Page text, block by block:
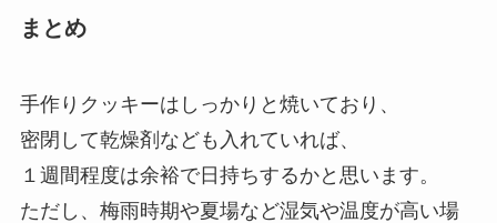
まとめ
手作りクッキーはしっかりと焼いており、
密閉して乾燥剤なども入れていれば、
１週間程度は余裕で日持ちするかと思います。
ただし、梅雨時期や夏場など湿気や温度が高い場